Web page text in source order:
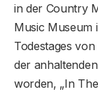
in der Country
Music Museum
Todestages
der
worden, „In